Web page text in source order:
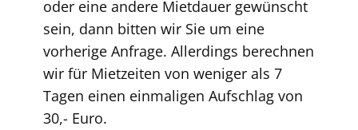
oder eine andere Mietdauer gewünscht
sein, dann bitten wir Sie um eine
vorherige Anfrage. Allerdings berechnen
wir für Mietzeiten von weniger als 7
Tagen einen einmaligen Aufschlag von
30,- Euro.